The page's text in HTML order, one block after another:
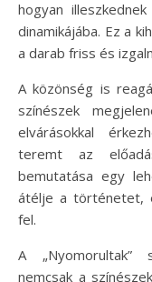
hogyan
dinamikájába. Ez a
a darab friss és
A közönség is
színészek
elvárásokkal
teremt az
bemutatása egy
átélje a történetet,
fel.
A „Nyomorultak”
nemcsak a